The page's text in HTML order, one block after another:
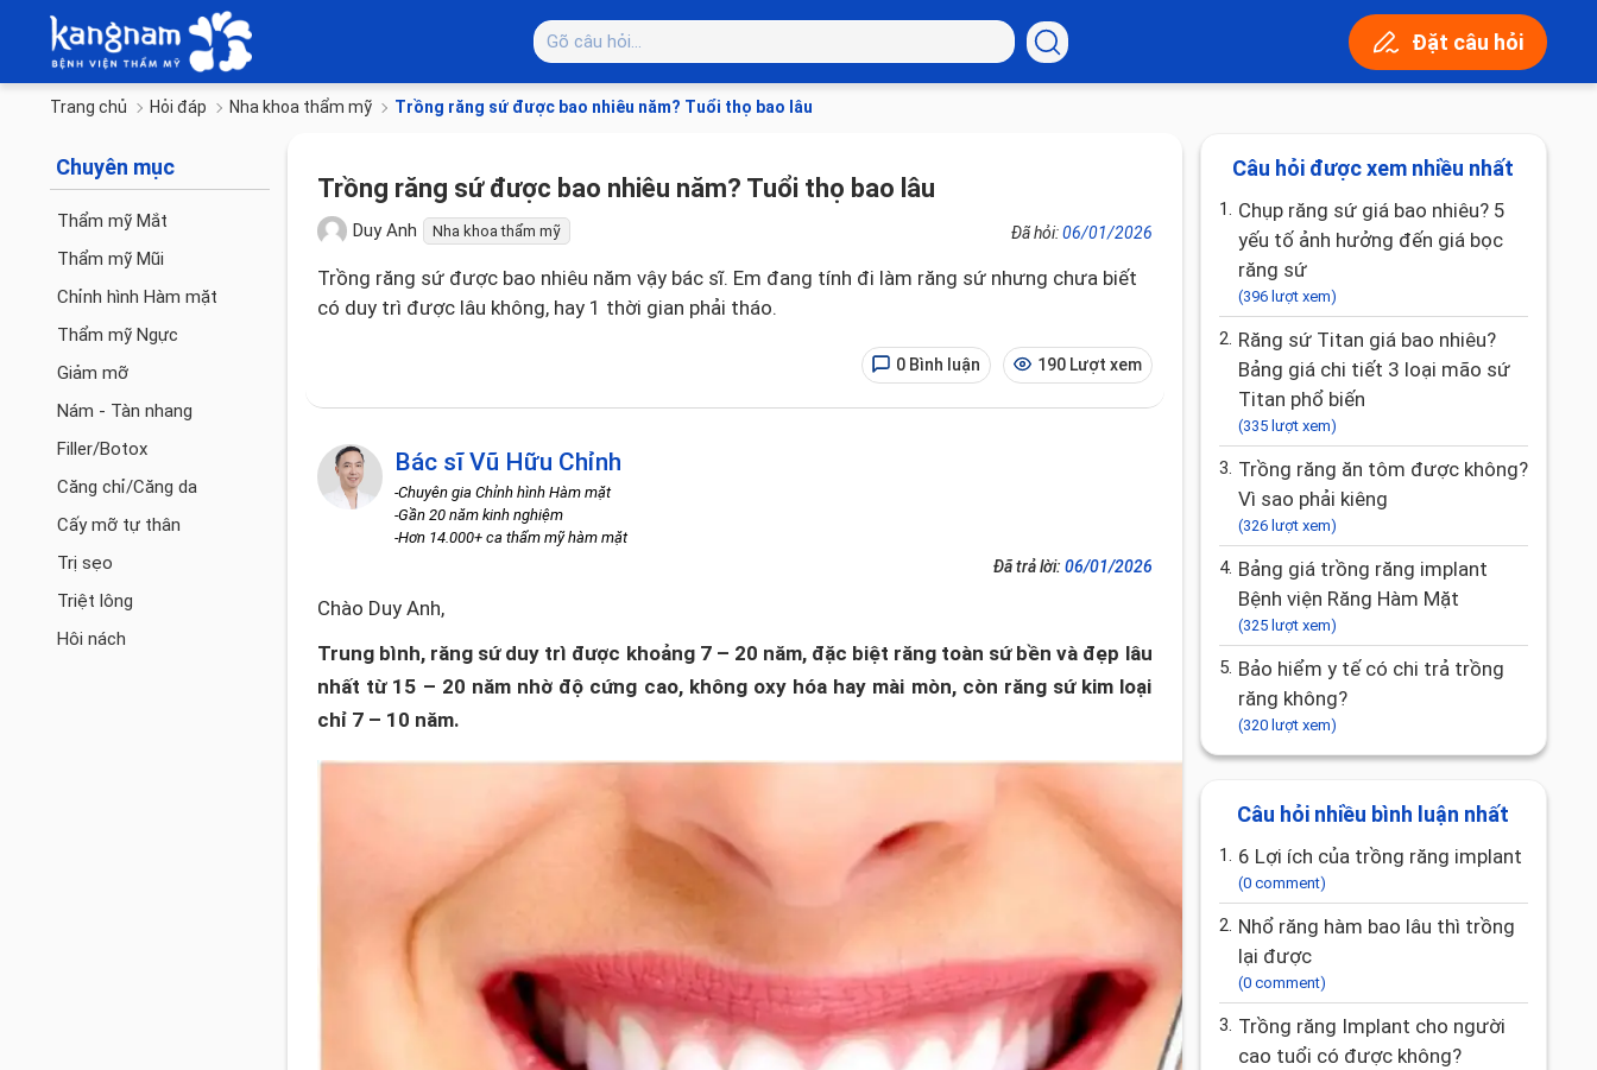
Đặt câu hỏi
Trang chủ Hỏi đáp Nha khoa thẩm mỹ Trồng răng sứ được bao nhiêu năm? Tuổi thọ bao lâu
Chuyên mục
Thẩm mỹ Mắt
Thẩm mỹ Mũi
Chỉnh hình Hàm mặt
Thẩm mỹ Ngực
Giảm mỡ
Nám - Tàn nhang
Filler/Botox
Căng chỉ/Căng da
Cấy mỡ tự thân
Trị sẹo
Triệt lông
Hôi nách
Trồng răng sứ được bao nhiêu năm? Tuổi thọ bao lâu
Duy Anh Nha khoa thẩm mỹ Đã hỏi:06/01/2026
Trồng răng sứ được bao nhiêu năm vậy bác sĩ. Em đang tính đi làm răng sứ nhưng chưa biết
có duy trì được lâu không, hay 1 thời gian phải tháo.
0 Bình luận 190 Lượt xem
Bác sĩ Vũ Hữu Chỉnh
-Chuyên gia Chỉnh hình Hàm mặt
-Gần 20 năm kinh nghiệm
-Hơn 14.000+ ca thẩm mỹ hàm mặt
Đã trả lời: 06/01/2026
Chào Duy Anh,
Trung bình, răng sứ duy trì được khoảng 7 – 20 năm, đặc biệt răng toàn sứ bền và đẹp lâu
nhất từ 15 – 20 năm nhờ độ cứng cao, không oxy hóa hay mài mòn, còn răng sứ kim loại
chỉ 7 – 10 năm.
Câu hỏi được xem nhiều nhất
1. Chụp răng sứ giá bao nhiêu? 5
yếu tố ảnh hưởng đến giá bọc
răng sứ
(396 lượt xem)
2. Răng sứ Titan giá bao nhiêu?
Bảng giá chi tiết 3 loại mão sứ
Titan phổ biến
(335 lượt xem)
3. Trồng răng ăn tôm được không?
Vì sao phải kiêng
(326 lượt xem)
4. Bảng giá trồng răng implant
Bệnh viện Răng Hàm Mặt
(325 lượt xem)
5. Bảo hiểm y tế có chi trả trồng
răng không?
(320 lượt xem)
Câu hỏi nhiều bình luận nhất
1. 6 Lợi ích của trồng răng implant
(0 comment)
2. Nhổ răng hàm bao lâu thì trồng
lại được
(0 comment)
3. Trồng răng Implant cho người
cao tuổi có được không?